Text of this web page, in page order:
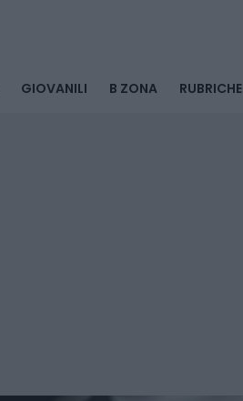
GIOVANILI B ZONA RUBRICHE